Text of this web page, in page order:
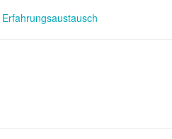
Erfahrungsaustausch